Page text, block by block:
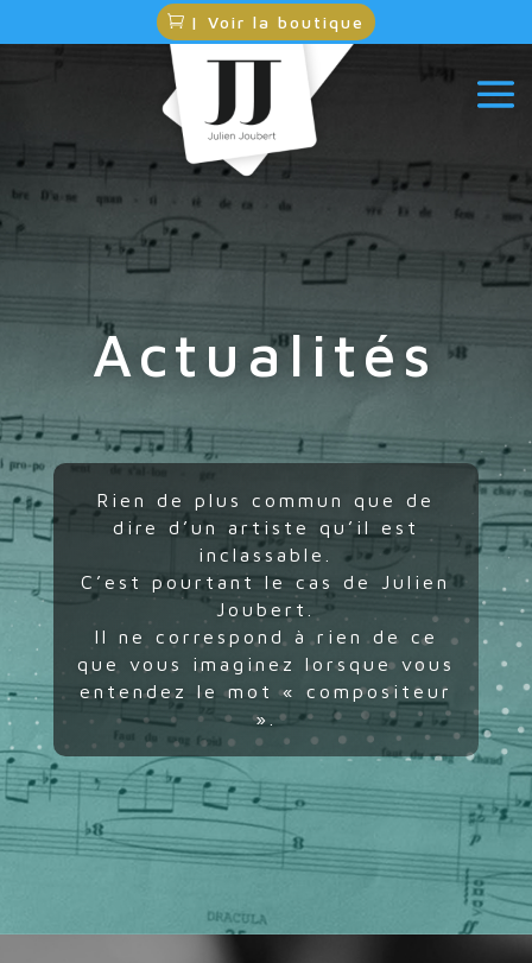
| Voir la boutique
Actualités
Rien de plus commun que de
dire d’un artiste qu’il est
inclassable.
C’est pourtant le cas de Julien
Joubert.
Il ne correspond à rien de ce
que vous imaginez lorsque vous
entendez le mot « compositeur
».